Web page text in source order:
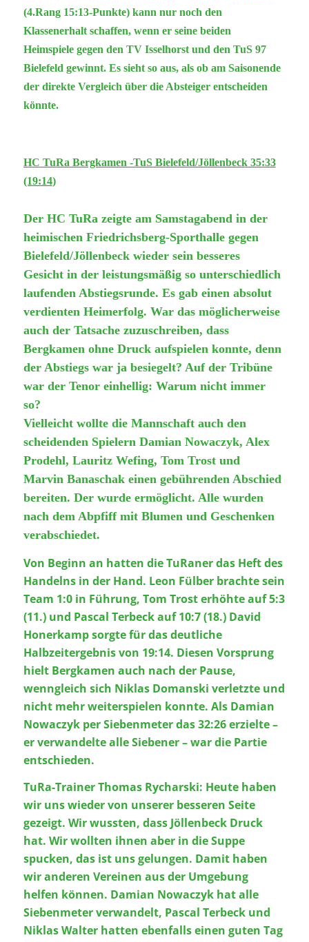
(4.Rang 15:13-Punkte) kann nur noch den
Klassenerhalt schaffen, wenn er seine beiden
Heimspiele gegen den TV Isselhorst und den TuS 97
Bielefeld gewinnt. Es sieht so aus, als ob am Saisonende
der direkte Vergleich über die Absteiger entscheiden
könnte.
HC TuRa Bergkamen -TuS Bielefeld/Jöllenbeck 35:33
(19:14)
Der HC TuRa zeigte am Samstagabend in der
heimischen Friedrichsberg-Sporthalle gegen
Bielefeld/Jöllenbeck wieder sein besseres
Gesicht in der leistungsmäßig so unterschiedlich
laufenden Abstiegsrunde. Es gab einen absolut
verdienten Heimerfolg. War das möglicherweise
auch der Tatsache zuzuschreiben, dass
Bergkamen ohne Druck aufspielen konnte, denn
der Abstiegs war ja besiegelt? Auf der Tribüne
war der Tenor einhellig: Warum nicht immer
so?
Vielleicht wollte die Mannschaft auch den
scheidenden Spielern Damian Nowaczyk, Alex
Prodehl, Lauritz Wefing, Tom Trost und
Marvin Banaschak einen gebührenden Abschied
bereiten. Der wurde ermöglicht. Alle wurden
nach dem Abpfiff mit Blumen und Geschenken
verabschiedet.
Von Beginn an hatten die TuRaner das Heft des
Handelns in der Hand. Leon Fülber brachte sein
Team 1:0 in Führung, Tom Trost erhöhte auf 5:3
(11.) und Pascal Terbeck auf 10:7 (18.) David
Honerkamp sorgte für das deutliche
Halbzeitergebnis von 19:14. Diesen Vorsprung
hielt Bergkamen auch nach der Pause,
wenngleich sich Niklas Domanski verletzte und
nicht mehr weiterspielen konnte. Als Damian
Nowaczyk per Siebenmeter das 32:26 erzielte –
er verwandelte alle Siebener – war die Partie
entschieden.
TuRa-Trainer Thomas Rycharski: Heute haben
wir uns wieder von unserer besseren Seite
gezeigt. Wir wussten, dass Jöllenbeck Druck
hat. Wir wollten ihnen aber in die Suppe
spucken, das ist uns gelungen. Damit haben
wir anderen Vereinen aus der Umgebung
helfen können. Damian Nowaczyk hat alle
Siebenmeter verwandelt, Pascal Terbeck und
Niklas Walter hatten ebenfalls einen guten Tag